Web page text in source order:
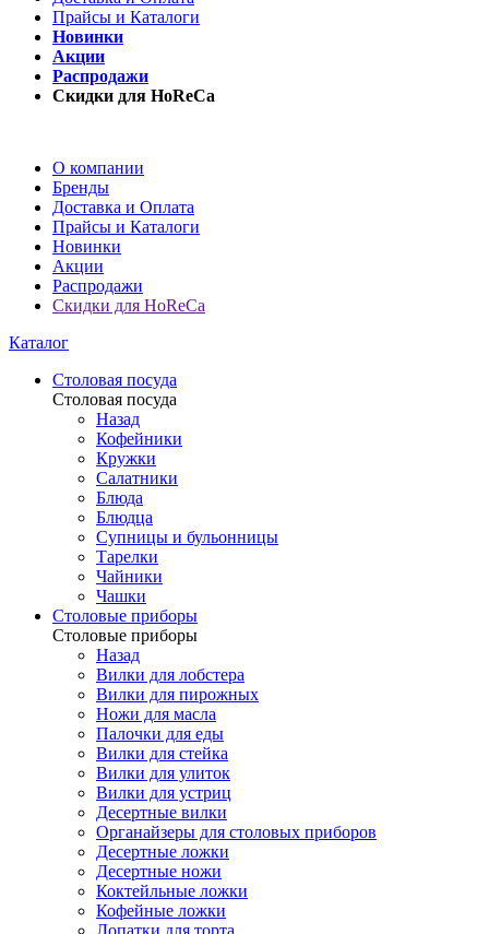
Прайсы и Каталоги
Новинки
Акции
Распродажи
Скидки для HoReCa
О компании
Бренды
Доставка и Оплата
Прайсы и Каталоги
Новинки
Акции
Распродажи
Скидки для HoReCa
Каталог
Столовая посуда
Столовая посуда
Назад
Кофейники
Кружки
Салатники
Блюда
Блюдца
Супницы и бульонницы
Тарелки
Чайники
Чашки
Cтоловые приборы
Cтоловые приборы
Назад
Вилки для лобстера
Вилки для пирожных
Ножи для масла
Палочки для еды
Вилки для стейка
Вилки для улиток
Вилки для устриц
Десертные вилки
Органайзеры для столовых приборов
Десертные ложки
Десертные ножи
Коктейльные ложки
Кофейные ложки
Лопатки для торта